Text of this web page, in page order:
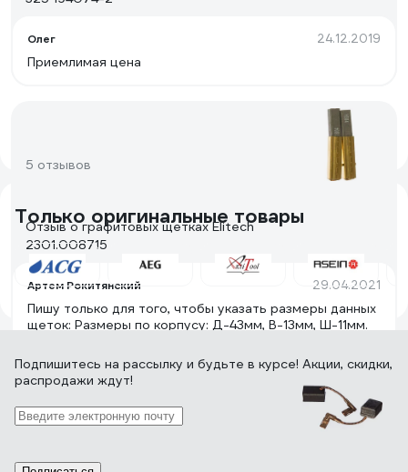
Олег 24.12.2019
Приемлимая цена
5 отзывов
Отзыв о графитовых щетках Elitech
2301.008715
Артем Рокитянский 29.04.2021
Пишу только для того, чтобы указать размеры данных
щеток: Размеры по корпусу: Д-43мм, В-13мм, Ш-11мм.
87 отзывов
Только оригинальные товары
Подпишитесь на рассылку и будьте в курсе! Акции, скидки,
распродажи ждут!